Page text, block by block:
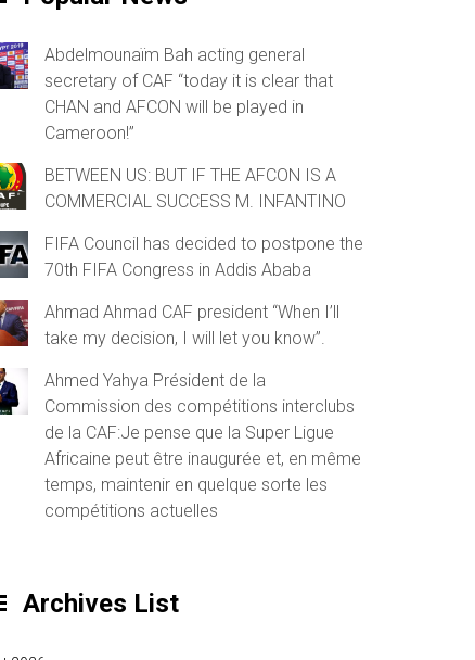
Abdelmounaïm Bah acting general
secretary of CAF “today it is clear that
CHAN and AFCON will be played in
Cameroon!”
BETWEEN US: BUT IF THE AFCON IS A
COMMERCIAL SUCCESS M. INFANTINO
FIFA Council has decided to postpone the
70th FIFA Congress in Addis Ababa
Ahmad Ahmad CAF president “When I’ll
take my decision, I will let you know”.
Ahmed Yahya Président de la
Commission des compétitions interclubs
de la CAF:Je pense que la Super Ligue
Africaine peut être inaugurée et, en même
temps, maintenir en quelque sorte les
compétitions actuelles
Archives List